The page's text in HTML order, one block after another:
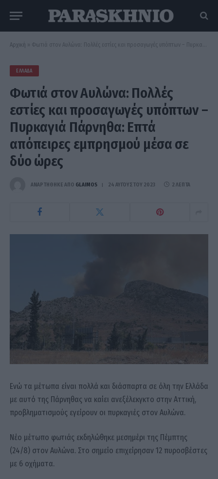
Αρχική » Φωτιά στον Αυλώνα: Πολλές εστίες και προσαγωγές υπόπτων – Πυρκαγιά Πάρνηθα: Επτά απόπειρες εμπρησμού μέσα σε δύο ώρες
ΕΛΛΆΔΑ
Φωτιά στον Αυλώνα: Πολλές
εστίες και προσαγωγές υπόπτων –
Πυρκαγιά Πάρνηθα: Επτά
απόπειρες εμπρησμού μέσα σε
δύο ώρες
ΑΝΑΡΤΗΘΗΚΕ ΑΠΟ GLAIMOS 24 ΑΥΓΟΎΣΤΟΥ 2023 2 ΛΕΠΤΆ
Ενώ τα μέτωπα είναι πολλά και διάσπαρτα σε όλη την Ελλάδα
με αυτό της Πάρνηθας να καίει ανεξέλεκγκτο στην Αττική,
προβληματισμούς εγείρουν οι πυρκαγιές στον Αυλώνα.
Νέο μέτωπο φωτιάς εκδηλώθηκε μεσημέρι της Πέμπτης
(24/8) στον Αυλώνα. Στο σημείο επιχείρησαν 12 πυροσβέστες
με 6 οχήματα.